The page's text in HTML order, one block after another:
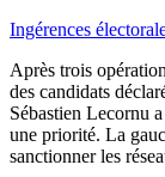
Ingérences
Après trois
des candidats
Sébastien Lecornu
une priorité. La
sanctionner les